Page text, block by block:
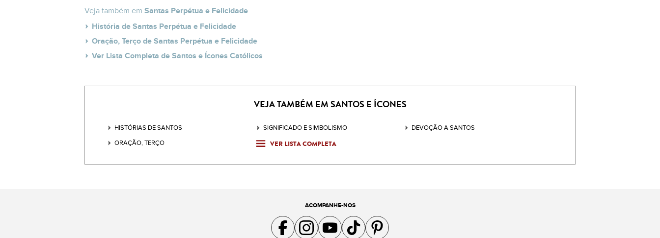
Veja também em Santas Perpétua e Felicidade
História de Santas Perpétua e Felicidade
Oração, Terço de Santas Perpétua e Felicidade
Ver Lista Completa de Santos e Ícones Católicos
VEJA TAMBÉM EM SANTOS E ÍCONES
HISTÓRIAS DE SANTOS SIGNIFICADO E SIMBOLISMO
DEVOÇÃO A SANTOS
ORAÇÃO, TERÇO
VER LISTA COMPLETA
ACOMPANHE-NOS
Acompanhe a gente no Facebook
Acompanhe a gente no Instagram
Acompanhe a gente no YouTube
Acompanhe a gente no TikTok
Acompanhe a gente no Pinterest